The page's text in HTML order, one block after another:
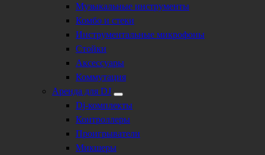
Музыкальные инструменты
Комбо и стеки
Инструментальные микрофоны
Стойки
Аксессуары
Коммутация
Аренда для DJ
Dj-комплекты
Контроллеры
Проигрыватели
Микшеры